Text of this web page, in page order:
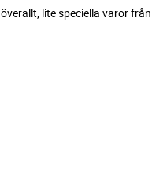
lite speciella varor från